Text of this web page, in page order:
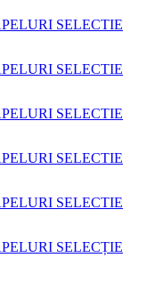
SELECTIE
SELECTIE
SELECTIE
SELECTIE
SELECTIE
SELECȚIE